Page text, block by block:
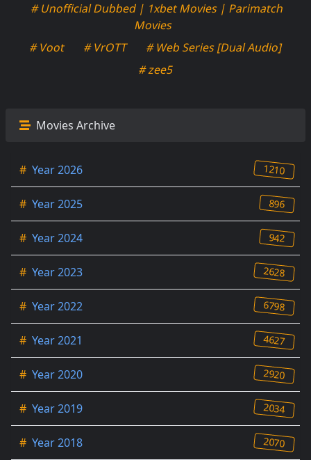
# Unofficial Dubbed | 1xbet Movies | Parimatch
Movies
# Voot
# VrOTT
# Web Series [Dual Audio]
# zee5
Movies Archive
# Year 2026 1210
# Year 2025 896
# Year 2024 942
# Year 2023 2628
# Year 2022 6798
# Year 2021 4627
# Year 2020 2920
# Year 2019 2034
# Year 2018 2070